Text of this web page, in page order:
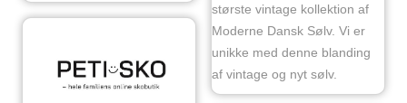
største vintage kollektion af
Moderne Dansk Sølv. Vi er
unikke med denne blanding
af vintage og nyt sølv.